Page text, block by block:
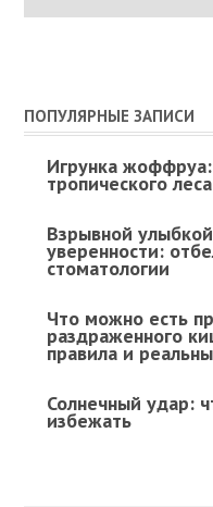
ПОПУЛЯРНЫЕ ЗАПИСИ
Игрунка
тропического леса
Взрывной
уверенности:
стоматологии
Что можно есть
раздраженного
правила и
Солнечный удар:
избежать